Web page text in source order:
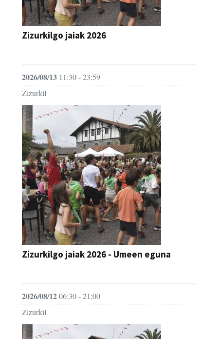
Zizurkilgo jaiak 2026
2026/08/13 11:30 - 23:59
Zizurkil
Zizurkilgo jaiak 2026 - Umeen eguna
2026/08/1206:30 - 21:00
Zizurkil